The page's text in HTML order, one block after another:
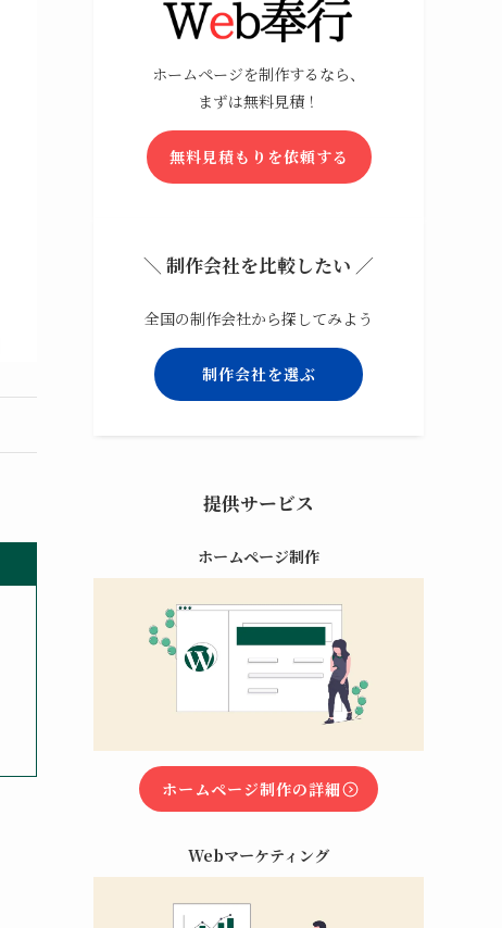
ホームページを制作するなら、
まずは無料見積！
無料見積もりを依頼する
＼ 制作会社を比較したい ／
全国の制作会社から探してみよう
制作会社を選ぶ
提供サービス
ホームページ制作
ホームページ制作の詳細
Webマーケティング